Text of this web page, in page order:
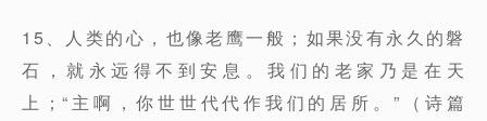
15、人类的心，也像老鹰一般；如果没有永久的磐
石，就永远得不到安息。我们的老家乃是在天
上；“主啊，你世世代代作我们的居所。”（诗篇